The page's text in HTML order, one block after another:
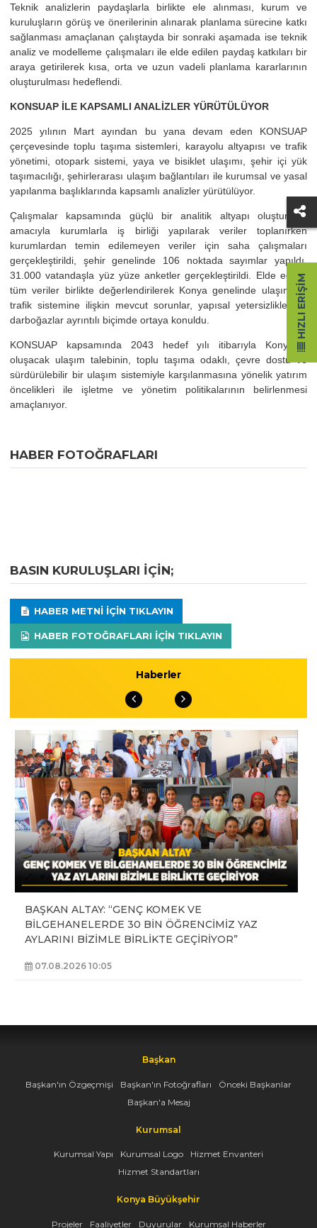
Teknik analizlerin paydaşlarla birlikte ele alınması, kurum ve
kuruluşların görüş ve önerilerinin alınarak planlama sürecine katkı
sağlanması amaçlanan çalıştayda bir sonraki aşamada ise teknik
analiz ve modelleme çalışmaları ile elde edilen paydaş katkıları bir
araya getirilerek kısa, orta ve uzun vadeli planlama kararlarının
oluşturulması hedeflendi.
KONSUAP İLE KAPSAMLI ANALİZLER YÜRÜTÜLÜYOR
2025 yılının Mart ayından bu yana devam eden KONSUAP
çerçevesinde toplu taşıma sistemleri, karayolu altyapısı ve trafik
yönetimi, otopark sistemi, yaya ve bisiklet ulaşımı, şehir içi yük
taşımacılığı, şehirlerarası ulaşım bağlantıları ile kurumsal ve yasal
yapılanma başlıklarında kapsamlı analizler yürütülüyor.
Çalışmalar kapsamında güçlü bir analitik altyapı oluşturmak
amacıyla kurumlarla iş birliği yapılarak veriler toplanırken
kurumlardan temin edilemeyen veriler için saha çalışmaları
gerçekleştirildi, şehir genelinde 106 noktada sayımlar yapıldı.
31.000 vatandaşla yüz yüze anketler gerçekleştirildi. Elde edilen
tüm veriler birlikte değerlendirilerek Konya genelinde ulaşım ve
trafik sistemine ilişkin mevcut sorunlar, yapısal yetersizlikler ve
darboğazlar ayrıntılı biçimde ortaya konuldu.
KONSUAP kapsamında 2043 hedef yılı itibarıyla Konya’da
oluşacak ulaşım talebinin, toplu taşıma odaklı, çevre dostu ve
sürdürülebilir bir ulaşım sistemiyle karşılanmasına yönelik yatırım
öncelikleri ile işletme ve yönetim politikalarının belirlenmesi
amaçlanıyor.
HABER FOTOĞRAFLARI
BASIN KURULUŞLARI IÇIN;
HABER METNI IÇIN TIKLAYIN
HABER FOTOĞRAFLARI IÇIN TIKLAYIN
Haberler
BAŞKAN ALTAY: “GENÇ KOMEK VE
BİLGEHANELERDE 30 BİN ÖĞRENCİMİZ YAZ
AYLARINI BİZİMLE BİRLİKTE GEÇİRİYOR”
07.08.2026 10:05
Başkan
Başkan'ın Özgeçmişi Başkan'ın Fotoğrafları
Önceki Başkanlar
Başkan'a Mesaj
Kurumsal
Kurumsal Yapı Kurumsal Logo
Hizmet Envanteri
Hizmet Standartları
Konya Büyükşehir
Projeler Faaliyetler Duyurular Kurumsal Haberler
HIZLI ERIŞIM